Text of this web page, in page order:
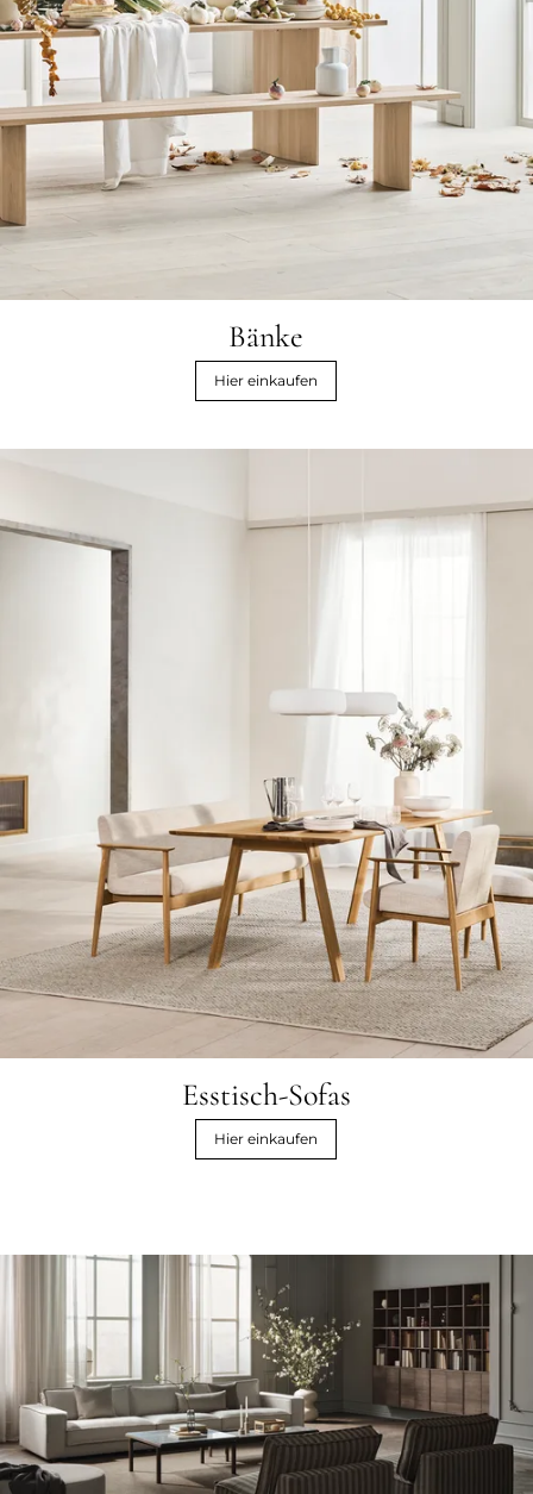
Bänke
Hier einkaufen
Esstisch-Sofas
Hier einkaufen